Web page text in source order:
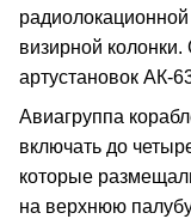
визирной
артустановок АК-
Авиагруппа
включать до
которые
на верхнюю